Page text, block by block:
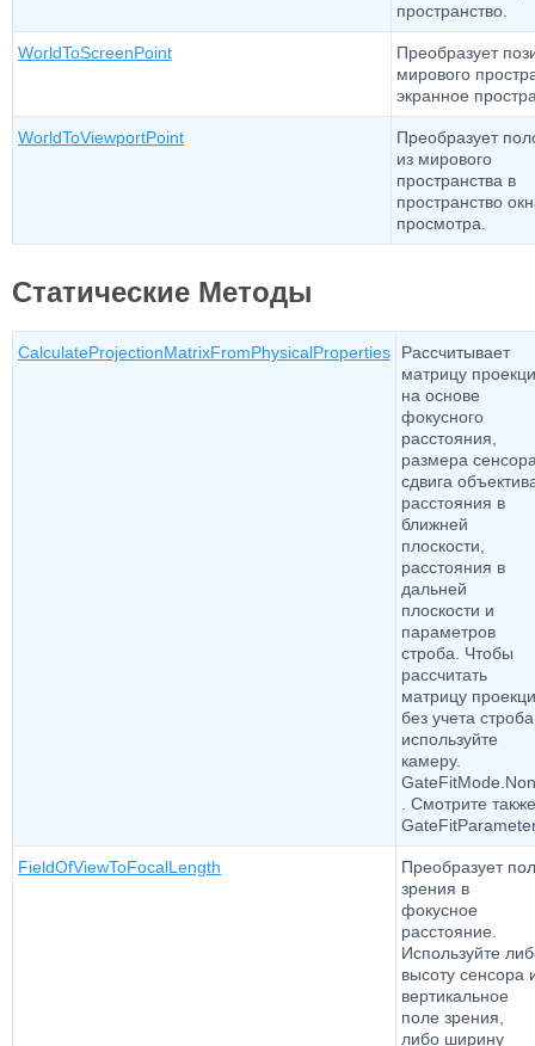
пространство.
WorldToScreenPoint
Преобразует
мирового
экранное
WorldToViewportPoint
Преобразует
из мирового
пространства в
пространство
просмотра.
Статические Методы
CalculateProjectionMatrixFromPhysicalProperties
Рассчитывает
матрицу
на основе
фокусного
расстояния,
размера
сдвига
расстояния в
ближней
плоскости,
расстояния в
дальней
плоскости и
параметров
строба. Чтобы
рассчитать
матрицу
без учета
используйте
камеру.
. Смотрите
FieldOfViewToFocalLength
Преобразует
зрения в
фокусное
расстояние.
Используйте
высоту сенсора
вертикальное
поле зрения,
либо ширину